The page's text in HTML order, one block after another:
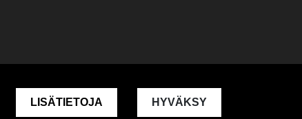
LISÄTIETOJA HYVÄKSY